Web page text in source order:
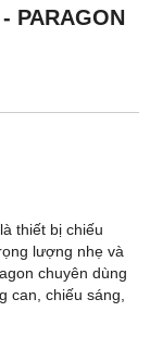
PARAGON
thiết bị chiếu
lượng nhẹ và
chuyên dùng
can, chiếu sáng,